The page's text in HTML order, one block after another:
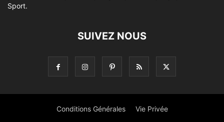
Sport.
SUIVEZ NOUS
Conditions Générales Vie Privée